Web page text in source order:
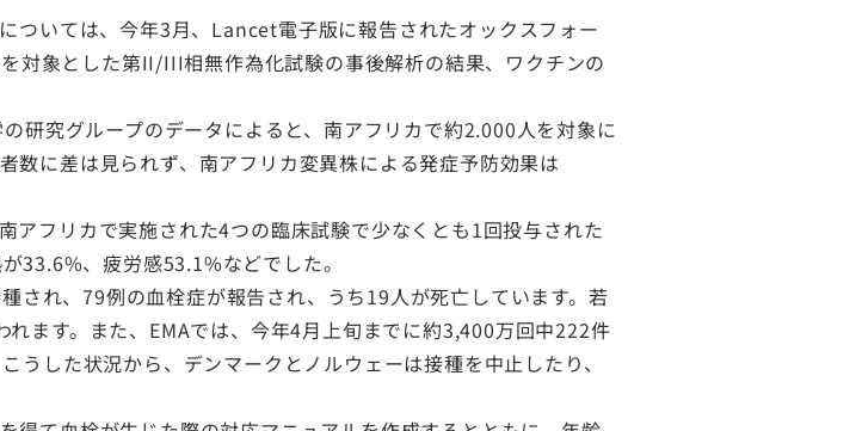
ついては、今年3月、Lancet電子版に報告されたオックスフォー
対象とした第II/III相無作為化試験の事後解析の結果、ワクチンの
研究グループのデータによると、南アフリカで約2.000人を対象に
数に差は見られず、南アフリカ変異株による発症予防効果は
アフリカで実施された4つの臨床試験で少なくとも1回投与された
33.6%、疲労感53.1%などでした。
され、79例の血栓症が報告され、うち19人が死亡しています。若
ます。また、EMAでは、今年4月上旬までに約3,400万回中222件
した状況から、デンマークとノルウェーは接種を中止したり、